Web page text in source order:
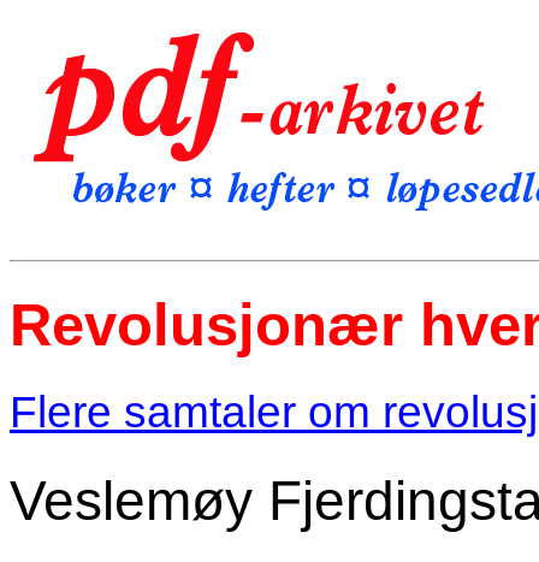
Revolusjonær
Flere samtaler om
Veslemøy